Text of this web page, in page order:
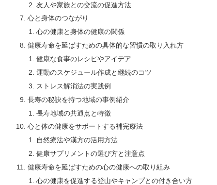
友人や家族との交流の促進方法
心と身体のつながり
心の健康と身体の健康の関係
健康寿命を延ばすための具体的な習慣の取り入れ方
健康な食事のレシピやアイデア
運動のスケジュール作成と継続のコツ
ストレス解消法の実践例
長寿の秘訣を持つ地域の事例紹介
長寿地域の共通点と特徴
心と体の健康をサポートする補完療法
自然療法や漢方の活用方法
健康サプリメントの選び方と注意点
健康寿命を延ばすための心の健康への取り組み
心の健康を促進する登山やキャンプとの付き合い方